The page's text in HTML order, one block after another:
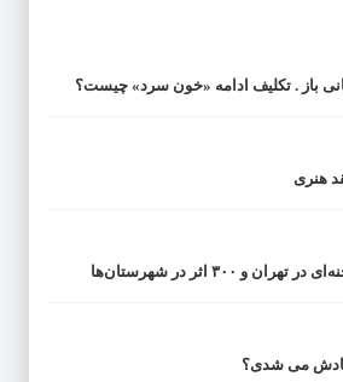
باز . تکلیف ادامه «خون سرد» چیست؟
هنری
می شدی؟